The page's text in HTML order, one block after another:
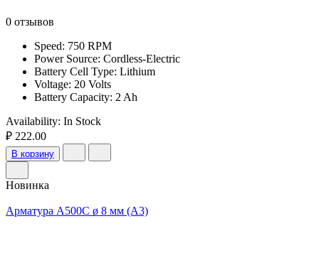
0 отзывов
Speed: 750 RPM
Power Source: Cordless-Electric
Battery Cell Type: Lithium
Voltage: 20 Volts
Battery Capacity: 2 Ah
Availability: In Stock
₽ 222.00
В корзину
Новинка
Арматура А500С ø 8 мм (А3)